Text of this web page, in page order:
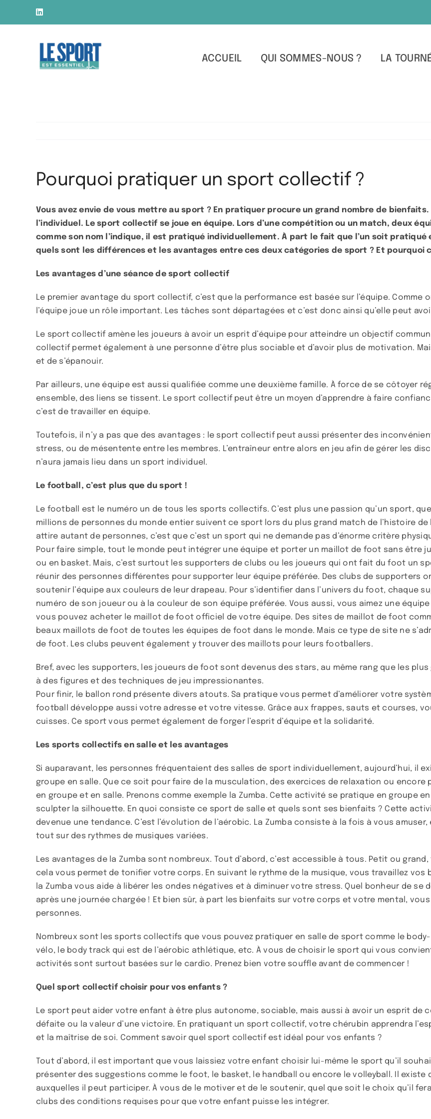
LinkedIn
ACCUEIL QUI SOMMES-NOUS ? LA
Pourquoi pratiquer un sport collectif ?
Vous avez envie de vous mettre au sport ? En pratiquer procure un grand nombre de
l’individuel. Le sport collectif se joue en équipe. Lors d’une compétition ou un match, deux
comme son nom l’indique, il est pratiqué individuellement. À part le fait que l’un soit pratiqué
quels sont les différences et les avantages entre ces deux catégories de sport ? Et
Les avantages d’une séance de sport collectif
Le premier avantage du sport collectif, c’est que la performance est basée sur l’équipe.
l’équipe joue un rôle important. Les tâches sont départagées et c’est donc ainsi qu’elle peut
Le sport collectif amène les joueurs à avoir un esprit d’équipe pour atteindre un objectif
collectif permet également à une personne d’être plus sociable et d’avoir plus de motivation.
et de s’épanouir.
Par ailleurs, une équipe est aussi qualifiée comme une deuxième famille. À force de se côtoyer
ensemble, des liens se tissent. Le sport collectif peut être un moyen d’apprendre à faire
c’est de travailler en équipe.
Toutefois, il n’y a pas que des avantages : le sport collectif peut aussi présenter des
stress, ou de mésentente entre les membres. L’entraîneur entre alors en jeu afin de gérer les
n’aura jamais lieu dans un sport individuel.
Le football, c’est plus que du sport !
Le football est le numéro un de tous les sports collectifs. C’est plus une passion qu’un sport,
millions de personnes du monde entier suivent ce sport lors du plus grand match de l’histoire de
attire autant de personnes, c’est que c’est un sport qui ne demande pas d’énorme critère
Pour faire simple, tout le monde peut intégrer une équipe et porter un maillot de foot sans être
ou en basket. Mais, c’est surtout les supporters de clubs ou les joueurs qui ont fait du foot un
réunir des personnes différentes pour supporter leur équipe préférée. Des clubs de supporters
soutenir l’équipe aux couleurs de leur drapeau. Pour s’identifier dans l’univers du foot, chaque
numéro de son joueur ou à la couleur de son équipe préférée. Vous aussi, vous aimez une
vous pouvez acheter le maillot de foot officiel de votre équipe. Des sites de maillot de foot
beaux maillots de foot de toutes les équipes de foot dans le monde. Mais ce type de site ne
de foot. Les clubs peuvent également y trouver des maillots pour leurs footballers.
Bref, avec les supporters, les joueurs de foot sont devenus des stars, au même rang que les
à des figures et des techniques de jeu impressionantes.
Pour finir, le ballon rond présente divers atouts. Sa pratique vous permet d’améliorer votre
football développe aussi votre adresse et votre vitesse. Grâce aux frappes, sauts et courses,
cuisses. Ce sport vous permet également de forger l’esprit d’équipe et la solidarité.
Les sports collectifs en salle et les avantages
Si auparavant, les personnes fréquentaient des salles de sport individuellement, aujourd’hui, il
groupe en salle. Que ce soit pour faire de la musculation, des exercices de relaxation ou encore
en groupe et en salle. Prenons comme exemple la Zumba. Cette activité se pratique en groupe
sculpter la silhouette. En quoi consiste ce sport de salle et quels sont ses bienfaits ? Cette
devenue une tendance. C’est l’évolution de l’aérobic. La Zumba consiste à la fois à vous
tout sur des rythmes de musiques variées.
Les avantages de la Zumba sont nombreux. Tout d’abord, c’est accessible à tous. Petit ou
cela vous permet de tonifier votre corps. En suivant le rythme de la musique, vous travaillez vos
la Zumba vous aide à libérer les ondes négatives et à diminuer votre stress. Quel bonheur de
après une journée chargée ! Et bien sûr, à part les bienfaits sur votre corps et votre mental,
personnes.
Nombreux sont les sports collectifs que vous pouvez pratiquer en salle de sport comme le
vélo, le body track qui est de l’aérobic athlétique, etc. À vous de choisir le sport qui vous
activités sont surtout basées sur le cardio. Prenez bien votre souffle avant de commencer !
Quel sport collectif choisir pour vos enfants ?
Le sport peut aider votre enfant à être plus autonome, sociable, mais aussi à avoir un esprit de
défaite ou la valeur d’une victoire. En pratiquant un sport collectif, votre chérubin apprendra
et la maîtrise de soi. Comment savoir quel sport collectif est idéal pour vos enfants ?
Tout d’abord, il est important que vous laissiez votre enfant choisir lui-même le sport qu’il
présenter des suggestions comme le foot, le basket, le handball ou encore le volleyball. Il
auxquelles il peut participer. À vous de le motiver et de le soutenir, quel que soit le choix qu’il
clubs des conditions requises pour que votre enfant puisse les intégrer.